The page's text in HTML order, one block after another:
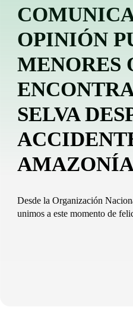
OPINIÓN
MENORES
SELVA
Desde la Organización
unimos a este momento de